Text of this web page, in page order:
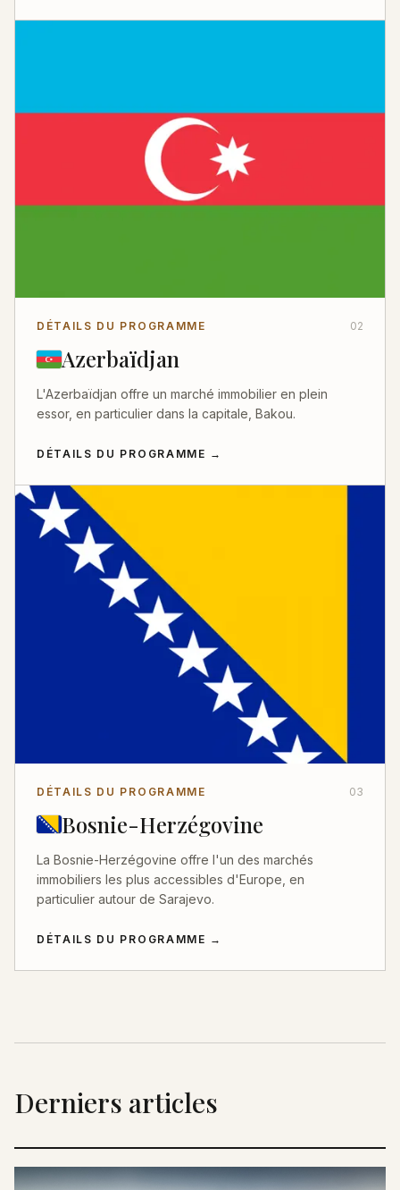
DÉTAILS DU PROGRAMME 02
Azerbaïdjan
L'Azerbaïdjan offre un marché immobilier en plein
essor, en particulier dans la capitale, Bakou.
DÉTAILS DU PROGRAMME →
DÉTAILS DU PROGRAMME 03
Bosnie-Herzégovine
La Bosnie-Herzégovine offre l'un des marchés
immobiliers les plus accessibles d'Europe, en
particulier autour de Sarajevo.
DÉTAILS DU PROGRAMME →
Derniers articles